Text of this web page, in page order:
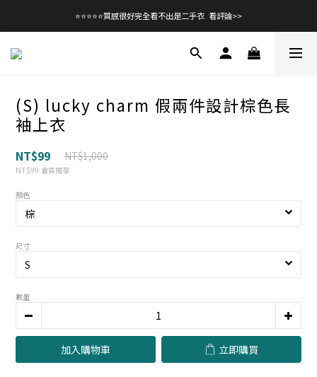
⭐⭐⭐⭐⭐質感很好完全看不出是二手衣  看評論>>
(S) lucky charm 假兩件設計棕色長
袖上衣
NT$99 NT$1,000
NT$99 會員獨享
顏色
尺寸
數量
加入購物車 立即購買